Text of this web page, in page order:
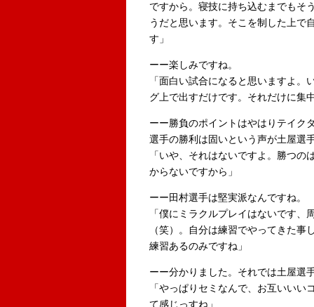
ですから。寝技に持ち込むまでもそ
うだと思います。そこを制した上で
す」
ーー楽しみですね。
「面白い試合になると思いますよ
グ上で出すだけです。それだけに集
ーー勝負のポイントはやはりテイク
選手の勝利は固いという声が土屋選
「いや、それはないですよ。勝つ
からないですから」
ーー田村選手は堅実派なんですね。
「僕にミラクルプレイはないです
（笑）。自分は練習でやってきた
練習あるのみですね」
ーー分かりました。それでは土屋選
「やっぱりセミなんで、お互いい
て感じっすね」